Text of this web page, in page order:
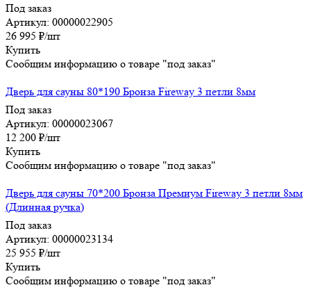
Под заказ
Артикул: 00000022905
26 995 ₽/шт
Купить
Сообщим информацию о товаре "под заказ"
Дверь для сауны 80*190 Бронза Fireway 3 петли 8мм
Под заказ
Артикул: 00000023067
12 200 ₽/шт
Купить
Сообщим информацию о товаре "под заказ"
Дверь для сауны 70*200 Бронза Премиум Fireway 3 петли 8мм
(Длинная ручка)
Под заказ
Артикул: 00000023134
25 955 ₽/шт
Купить
Сообщим информацию о товаре "под заказ"